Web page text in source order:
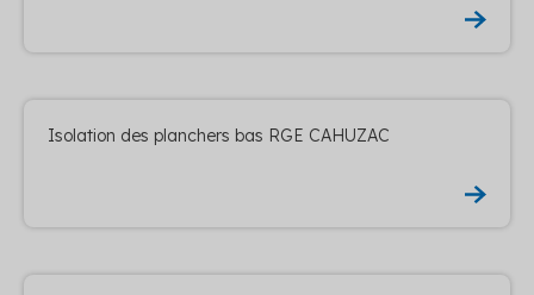
Isolation des planchers bas RGE CAHUZAC